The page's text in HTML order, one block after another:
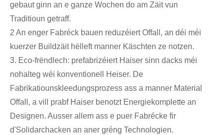
gebaut ginn an e ganze Wochen do am Zäit vun
Traditioun getraff.
2 An enger Fabréck bauen reduzéiert Offall, an déi méi
kuerzer Buildzäit hëlleft manner Käschten ze notzen.
3. Eco-frëndlech: prefabrizéiert Haiser sinn dacks méi
nohalteg wéi konventionell Heiser. De
Fabrikatiounskleedungsprozess ass a manner Material
Offall, a vill prabf Haiser benotzt Energiekomplette an
Designen. Ausser allem ass e puer Fabrécke fir
d'Solidarchacken an aner gréng Technologien.